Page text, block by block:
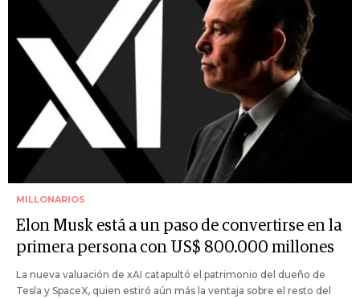
MILLONARIOS
Elon Musk está a un paso de convertirse en la
primera persona con US$ 800.000 millones
La nueva valuación de xAI catapultó el patrimonio del dueño de
Tesla y SpaceX, quien estiró aún más la ventaja sobre el resto del